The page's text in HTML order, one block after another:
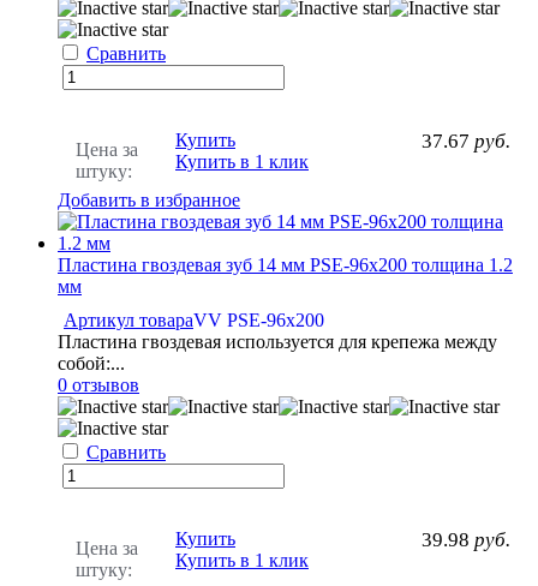
Сравнить
Цена за
штуку:
37.67 руб.
Купить
Купить в 1 клик
Добавить в избранное
Пластина гвоздевая зуб 14 мм PSE-96x200 толщина 1.2
мм
Артикул товараVV PSE-96x200
Пластина гвоздевая используется для крепежа между
собой:...
0 отзывов
Сравнить
Цена за
штуку:
39.98 руб.
Купить
Купить в 1 клик